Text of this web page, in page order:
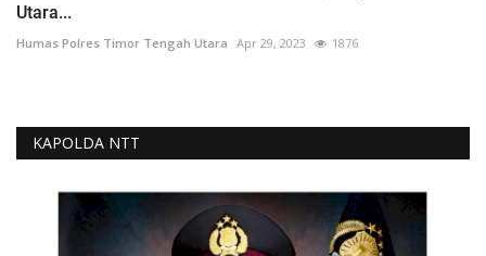
Utara...
Humas Polres Timor Tengah Utara Apr 29, 2023 1876
KAPOLDA NTT